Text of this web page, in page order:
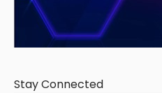
Stay Connected